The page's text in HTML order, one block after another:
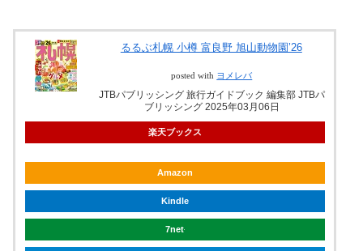
るるぶ札幌 小樽 富良野 旭山動物園’26
posted with ヨメレバ
JTBパブリッシング 旅行ガイドブック 編集部 JTBパ
ブリッシング 2025年03月06日
楽天ブックス
Amazon
Kindle
7net